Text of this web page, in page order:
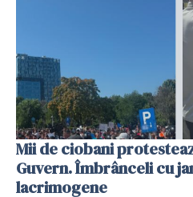
Mii de ciobani
Guvern. Îmbrânceli cu
lacrimogene